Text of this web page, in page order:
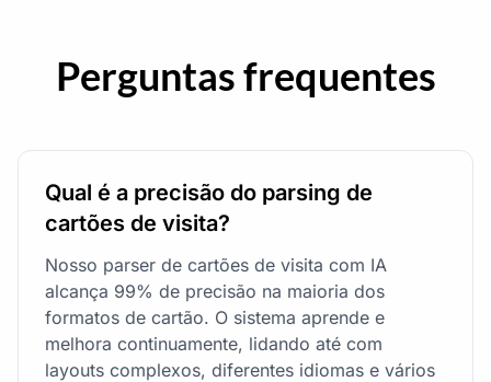
Perguntas frequentes
Qual é a precisão do parsing de
cartões de visita?
Nosso parser de cartões de visita com IA
alcança 99% de precisão na maioria dos
formatos de cartão. O sistema aprende e
melhora continuamente, lidando até com
layouts complexos, diferentes idiomas e vários